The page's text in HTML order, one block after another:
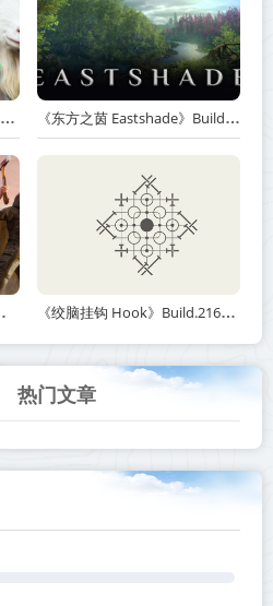
《模拟山羊3 Goat Simulator 3》v1.2.0.2-全DLC+含重制版【单机+联机】【PC/手机双端】丨中文版网盘下载 《东方之茵 Eastshade》Build.20251455-免安装中文版丨中文版网盘下载
网盘下载 《绞脑挂钩 Hook》Build.21678887-免安装中文版丨中文版网盘下载
热门文章